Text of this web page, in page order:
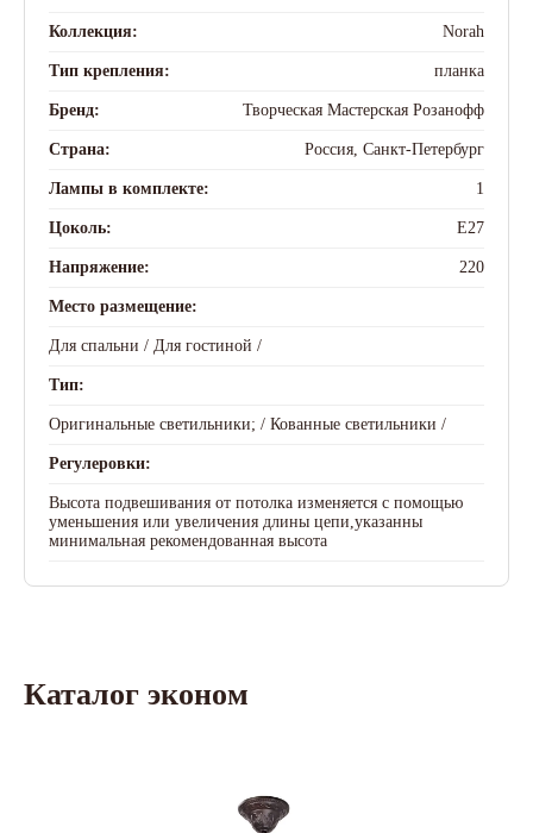
Коллекция: Norah
Тип крепления: планка
Бренд: Творческая Мастерская Розанофф
Страна: Россия, Санкт-Петербург
Лампы в комплекте: 1
Цоколь: E27
Напряжение: 220
Место размещение:
Для спальни / Для гостиной /
Тип:
Оригинальные светильники; / Кованные светильники /
Регулеровки:
Высота подвешивания от потолка изменяется с помощью
уменьшения или увеличения длины цепи,указанны
минимальная рекомендованная высота
Каталог эконом